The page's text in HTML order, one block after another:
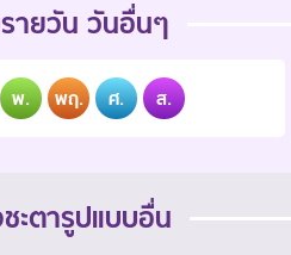
ายวัน วันอื่นๆ
พ. พฤ. ศ. ส.
ะตารูปแบบอื่น